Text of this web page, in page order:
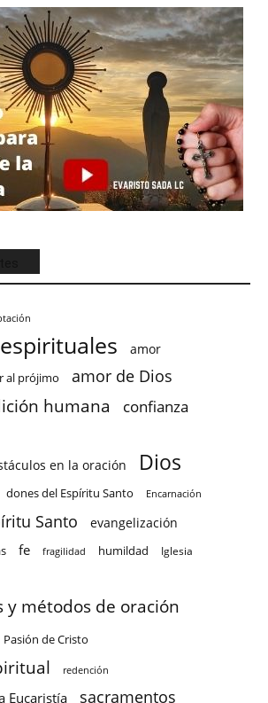
amor
al prójimo amor de Dios
humana confianza
en la oración Dios
dones del Espíritu Santo Encarnación
Santo evangelización
fe fragilidad humildad Iglesia
y métodos de oración
Pasión de Cristo
redención
Eucaristía sacramentos